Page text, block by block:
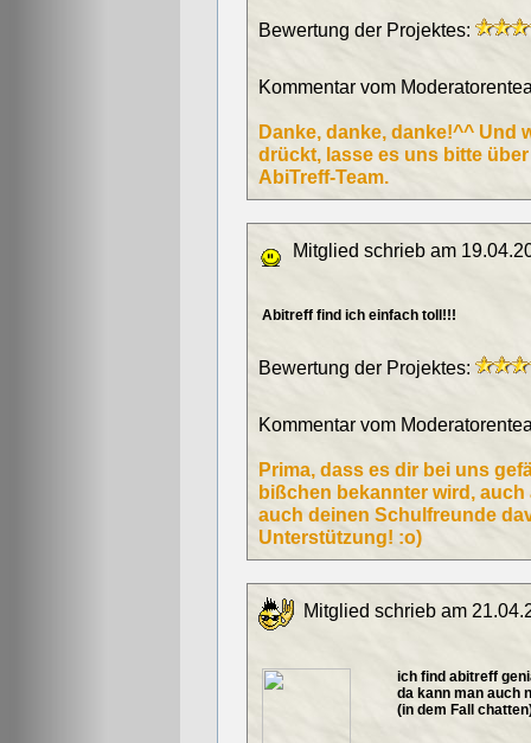
Bewertung der Projektes:
Kommentar vom
Danke, danke, danke!^^ Und
drückt, lasse es uns bitte
AbiTreff-Team.
Mitglied schrieb am
Abitreff find ich einfach toll!!!
Bewertung der Projektes:
Kommentar vom
Prima, dass es dir bei uns
bißchen bekannter wird,
auch deinen Schulfreunde
Unterstützung! :o)
Mitglied schrieb am
ich find abitreff
da kann man auch
(in dem Fall